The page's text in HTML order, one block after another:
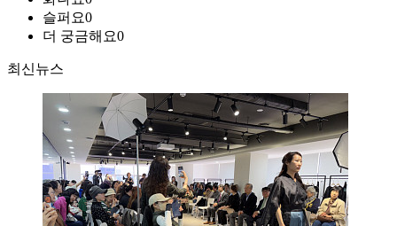
슬퍼요0
더 궁금해요0
최신뉴스